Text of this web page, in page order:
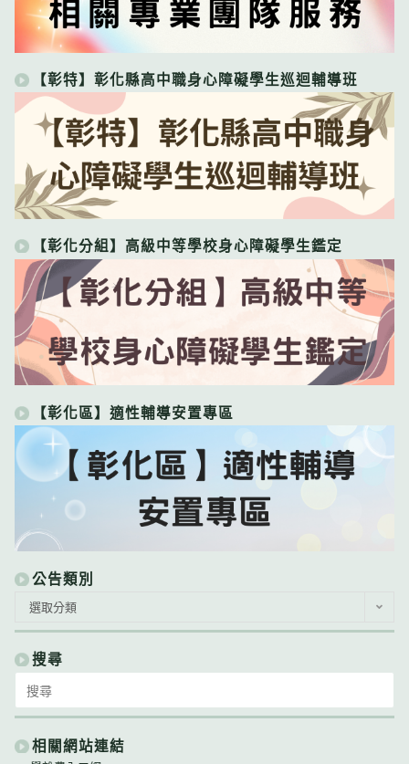
【彰特】彰化縣高中職身心障礙學生巡迴輔導班
【彰化分組】高級中等學校身心障礙學生鑑定
【彰化區】適性輔導安置專區
公告類別
類
別
選取分類
搜尋
for:
相關網站連結